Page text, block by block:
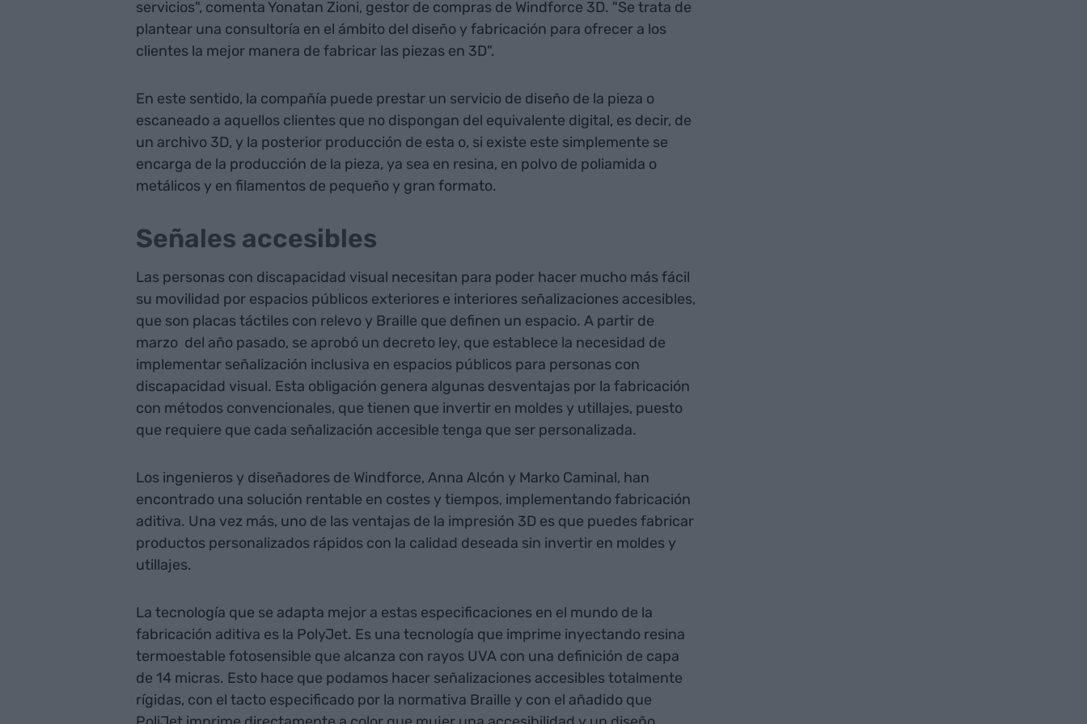
servicios", comenta Yonatan Zioni, gestor de compras de Windforce 3D. "Se trata de
plantear una consultoría en el ámbito del diseño y fabricación para ofrecer a los
clientes la mejor manera de fabricar las piezas en 3D".
En este sentido, la compañía puede prestar un servicio de diseño de la pieza o
escaneado a aquellos clientes que no dispongan del equivalente digital, es decir, de
un archivo 3D, y la posterior producción de esta o, si existe este simplemente se
encarga de la producción de la pieza, ya sea en resina, en polvo de poliamida o
metálicos y en filamentos de pequeño y gran formato.
Señales accesibles
Las personas con discapacidad visual necesitan para poder hacer mucho más fácil
su movilidad por espacios públicos exteriores e interiores señalizaciones accesibles,
que son placas táctiles con relevo y Braille que definen un espacio. A partir de
marzo del año pasado, se aprobó un decreto ley, que establece la necesidad de
implementar señalización inclusiva en espacios públicos para personas con
discapacidad visual. Esta obligación genera algunas desventajas por la fabricación
con métodos convencionales, que tienen que invertir en moldes y utillajes, puesto
que requiere que cada señalización accesible tenga que ser personalizada.
Los ingenieros y diseñadores de Windforce, Anna Alcón y Marko Caminal, han
encontrado una solución rentable en costes y tiempos, implementando fabricación
aditiva. Una vez más, uno de las ventajas de la impresión 3D es que puedes fabricar
productos personalizados rápidos con la calidad deseada sin invertir en moldes y
utillajes.
La tecnología que se adapta mejor a estas especificaciones en el mundo de la
fabricación aditiva es la PolyJet. Es una tecnología que imprime inyectando resina
termoestable fotosensible que alcanza con rayos UVA con una definición de capa
de 14 micras. Esto hace que podamos hacer señalizaciones accesibles totalmente
rígidas, con el tacto especificado por la normativa Braille y con el añadido que